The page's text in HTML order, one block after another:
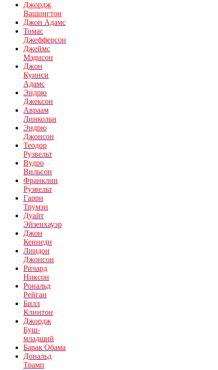
Джордж
Вашингтон
Джон Адамс
Томас
Джефферсон
Джеймс
Мэдисон
Джон
Куинси
Адамс
Эндрю
Джексон
Авраам
Линкольн
Эндрю
Джонсон
Теодор
Рузвельт
Вудро
Вильсон
Франклин
Рузвельт
Гарри
Трумэн
Дуайт
Эйзенхауэр
Джон
Кеннеди
Линдон
Джонсон
Ричард
Никсон
Рональд
Рейган
Билл
Клинтон
Джордж
Буш-
младший
Барак Обама
Дональд
Трамп